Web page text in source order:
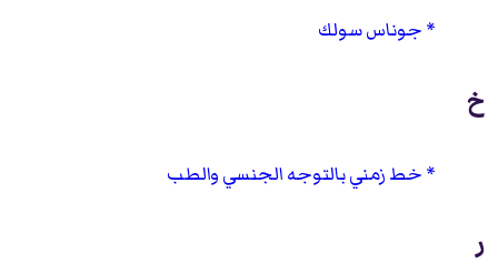
جوناس سولك
خ
خط زمني بالتوجه الجنسي والطب
ر